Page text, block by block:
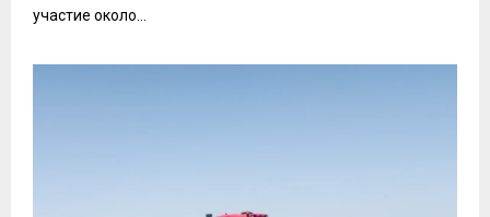
участие около...